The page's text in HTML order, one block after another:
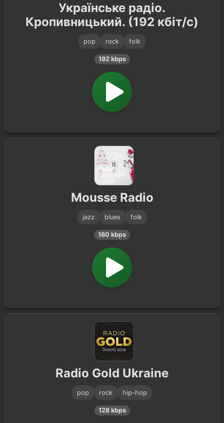
Українське радіо.
Кропивницький. (192 кбіт/с)
pop rock folk
192 kbps
Mousse Radio
jazz blues folk
160 kbps
Radio Gold Ukraine
pop rock hip-hop
128 kbps